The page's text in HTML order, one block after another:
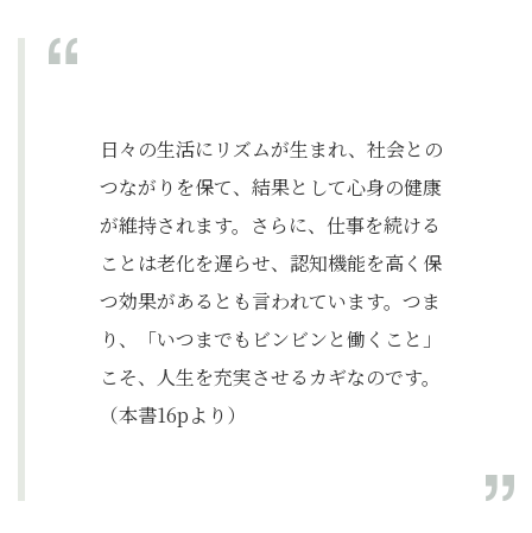
日々の生活にリズムが生まれ、社会との
つながりを保て、結果として心身の健康
が維持されます。さらに、仕事を続ける
ことは老化を遅らせ、認知機能を高く保
つ効果があるとも言われています。つま
り、「いつまでもビンビンと働くこと」
こそ、人生を充実させるカギなのです。
（本書16pより）